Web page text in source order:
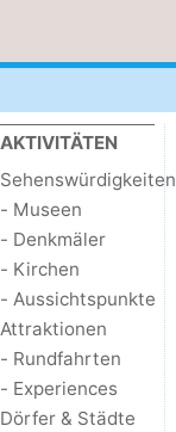
AKTIVITÄTEN
Sehenswürdigkeiten
- Museen
- Denkmäler
- Kirchen
- Aussichtspunkte
Attraktionen
- Rundfahrten
- Experiences
Dörfer & Städte